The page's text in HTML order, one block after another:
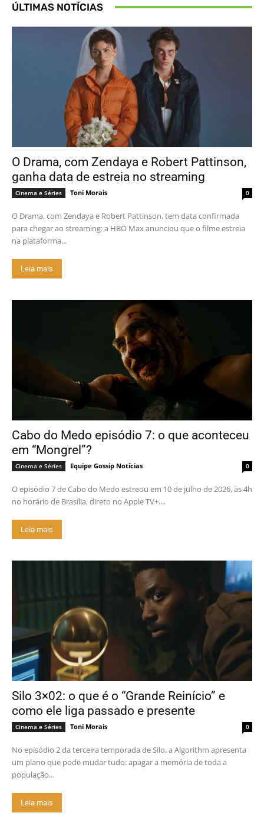
ÚLTIMAS NOTÍCIAS
O Drama, com Zendaya e Robert Pattinson,
ganha data de estreia no streaming
Cinema e Séries Toni Morais 0
O Drama, com Zendaya e Robert Pattinson, tem data confirmada
para chegar ao streaming: a HBO Max anunciou que o filme estreia
na plataforma...
Leia mais
Cabo do Medo episódio 7: o que aconteceu
em “Mongrel”?
Cinema e Séries Equipe Gossip Notícias 0
O episódio 7 de Cabo do Medo estreou em 10 de julho de 2026, às 4h
no horário de Brasília, direto no Apple TV+....
Leia mais
Silo 3×02: o que é o “Grande Reinício” e
como ele liga passado e presente
Cinema e Séries Toni Morais 0
No episódio 2 da terceira temporada de Silo, a Algorithm apresenta
um plano que pode mudar tudo: apagar a memória de toda a
população...
Leia mais